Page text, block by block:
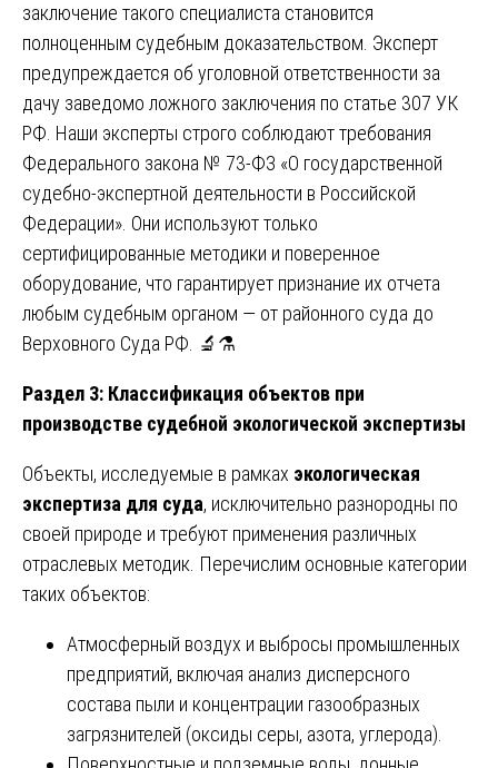
заключение такого специалиста становится
полноценным судебным доказательством. Эксперт
предупреждается об уголовной ответственности за
дачу заведомо ложного заключения по статье 307 УК
РФ. Наши эксперты строго соблюдают требования
Федерального закона № 73-ФЗ «О государственной
судебно-экспертной деятельности в Российской
Федерации». Они используют только
сертифицированные методики и поверенное
оборудование, что гарантирует признание их отчета
любым судебным органом — от районного суда до
Верховного Суда РФ. 🔬⚗️
Раздел 3: Классификация объектов при
производстве судебной экологической экспертизы
Объекты, исследуемые в рамках экологическая
экспертиза для суда, исключительно разнородны по
своей природе и требуют применения различных
отраслевых методик. Перечислим основные категории
таких объектов:
Атмосферный воздух и выбросы промышленных
предприятий, включая анализ дисперсного
состава пыли и концентрации газообразных
загрязнителей (оксиды серы, азота, углерода).